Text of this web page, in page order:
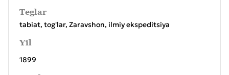
Teglar
tabiat, tog'lar, Zaravshon, ilmiy ekspeditsiya
Yil
1899